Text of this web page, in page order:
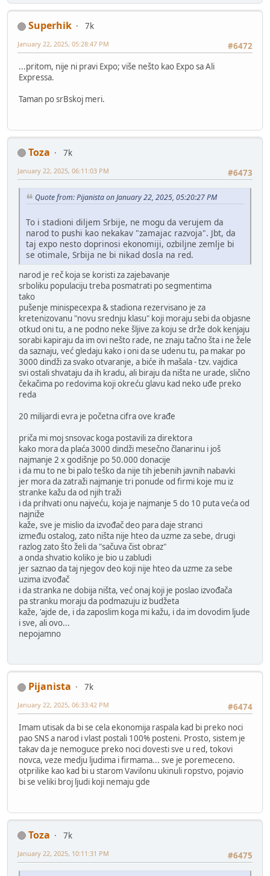
Superhik
7k
#6472
January 22, 2025, 05:28:47 PM
...pritom, nije ni pravi Expo; više nešto kao Expo sa Ali
Expressa.
Taman po srBskoj meri.
Toza
7k
#6473
January 22, 2025, 06:11:03 PM
Quote from: Pijanista on January 22, 2025, 05:20:27 PM
To i stadioni diljem Srbije, ne mogu da verujem da
narod to pushi kao nekakav "zamajac razvoja". Jbt, da
taj expo nesto doprinosi ekonomiji, ozbiljne zemlje bi
se otimale, Srbija ne bi nikad dosla na red.
narod je reč koja se koristi za zajebavanje
srboliku populaciju treba posmatrati po segmentima
tako
pušenje minispecexpa & stadiona rezervisano je za
kretenizovanu "novu srednju klasu" koji moraju sebi da objasne
otkud oni tu, a ne podno neke šljive za koju se drže dok kenjaju
sorabi kapiraju da im ovi nešto rade, ne znaju tačno šta i ne žele
da saznaju, već gledaju kako i oni da se udenu tu, pa makar po
3000 dindži za svako otvaranje, a biće ih mašala - tzv. vajdica
svi ostali shvataju da ih kradu, ali biraju da ništa ne urade, slično
čekačima po redovima koji okreću glavu kad neko uđe preko
reda
20 milijardi evra je početna cifra ove krađe
priča mi moj snsovac koga postavili za direktora
kako mora da plaća 3000 dindži mesečno članarinu i još
najmanje 2 x godišnje po 50.000 donacije
i da mu to ne bi palo teško da nije tih jebenih javnih nabavki
jer mora da zatraži najmanje tri ponude od firmi koje mu iz
stranke kažu da od njih traži
i da prihvati onu najveću, koja je najmanje 5 do 10 puta veća od
najniže
kaže, sve je mislio da izvođač deo para daje stranci
između ostalog, zato ništa nije hteo da uzme za sebe, drugi
razlog zato što želi da "sačuva čist obraz"
a onda shvatio koliko je bio u zabludi
jer saznao da taj njegov deo koji nije hteo da uzme za sebe
uzima izvođač
i da stranka ne dobija ništa, već onaj koji je poslao izvođača
pa stranku moraju da podmazuju iz budžeta
kaže, 'ajde de, i da zaposlim koga mi kažu, i da im dovodim ljude
i sve, ali ovo...
nepojamno
Pijanista
7k
#6474
January 22, 2025, 06:33:42 PM
Imam utisak da bi se cela ekonomija raspala kad bi preko noci
pao SNS a narod i vlast postali 100% posteni. Prosto, sistem je
takav da je nemoguce preko noci dovesti sve u red, tokovi
novca, veze medju ljudima i firmama... sve je poremeceno.
otprilike kao kad bi u starom Vavilonu ukinuli ropstvo, pojavio
bi se veliki broj ljudi koji nemaju gde
Toza
7k
#6475
January 22, 2025, 10:11:31 PM